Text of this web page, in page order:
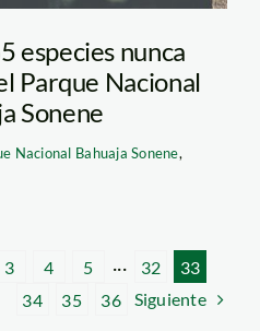
especies nunca
Parque Nacional
Sonene
Nacional Bahuaja Sonene,
3 4 5 ··· 32
33
34
35 36 Siguiente